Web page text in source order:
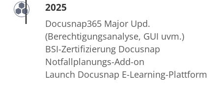
2025
Docusnap365 Major Upd.
(Berechtigungsanalyse, GUI uvm.)
BSI-Zertifizierung Docusnap
Notfallplanungs-Add-on
Launch Docusnap E-Learning-Plattform